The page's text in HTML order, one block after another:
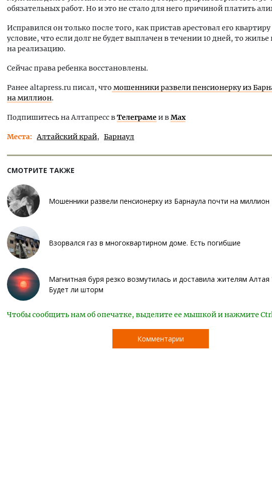
обязательных работ. Но и это не стало для него причиной платить
Исправился он только после того, как пристав арестовал его
условие, что если долг не будет выплачен в течении 10 дней, то жилье
на реализацию.
Сейчас права ребенка восстановлены.
Ранее altapress.ru писал, что мошенники развели пенсионерку из
на миллион.
Подпишитесь на Алтапресс вТелеграмеи вMax
Места Алтайский край Барнаул
СМОТРИТЕ ТАКЖЕ
Мошенники развели пенсионерку из Барнаула почти на миллион
Взорвался газ в многоквартирном доме. Есть погибшие
Магнитная буря резко возмутилась и доставила жителям
Будет ли шторм
Чтобы сообщить нам об опечатке, выделите ее мышкой и нажмите
Комментарии